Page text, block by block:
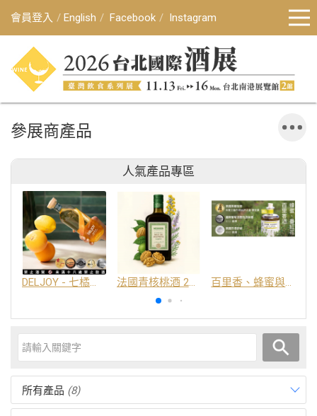
會員登入 English Facebook Instagram
參展商產品
人氣產品專區
DELJOY - 七橘干邑利口酒 24% 法國青核桃酒 25% 百里香、蜂蜜與番紅花酒
所有產品 (8)